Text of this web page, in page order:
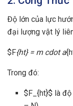
Độ lớn của lực
đại lượng vật lý
$F{ht} = m cdot a
Trong đó:
$F_{ht}$ là